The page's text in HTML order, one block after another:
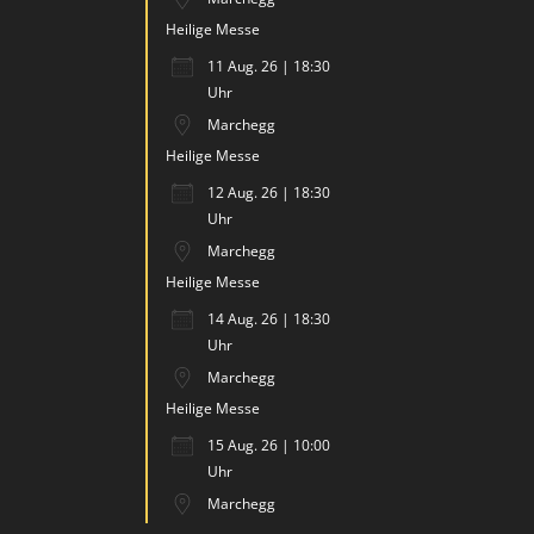
Heilige Messe
11 Aug. 26 | 18:30
Uhr
Marchegg
Heilige Messe
12 Aug. 26 | 18:30
Uhr
Marchegg
Heilige Messe
14 Aug. 26 | 18:30
Uhr
Marchegg
Heilige Messe
15 Aug. 26 | 10:00
Uhr
Marchegg